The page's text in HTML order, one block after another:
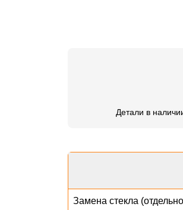
Детали в
Замена стекла